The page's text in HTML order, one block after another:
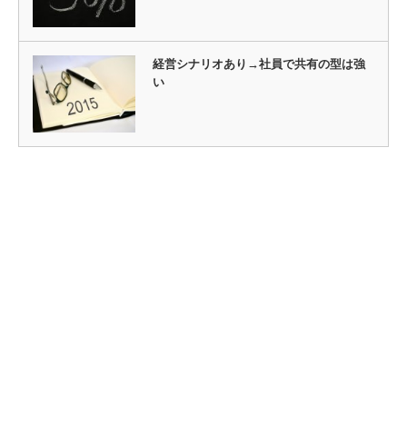
経営シナリオあり→社員で共有の型は強
い